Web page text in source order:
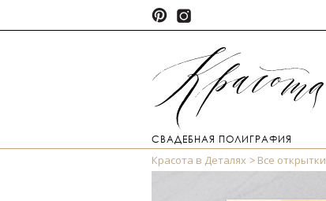
СВАДЕБНАЯ ПОЛИГРАФИЯ
Красота в Деталях Все открытки